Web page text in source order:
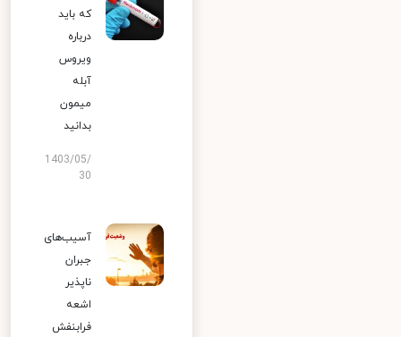
که باید
درباره
ویروس
آبله
میمون
بدانید
1403/05/
30
آسیب‌های
جبران
ناپذیر
اشعه
فرابنفش